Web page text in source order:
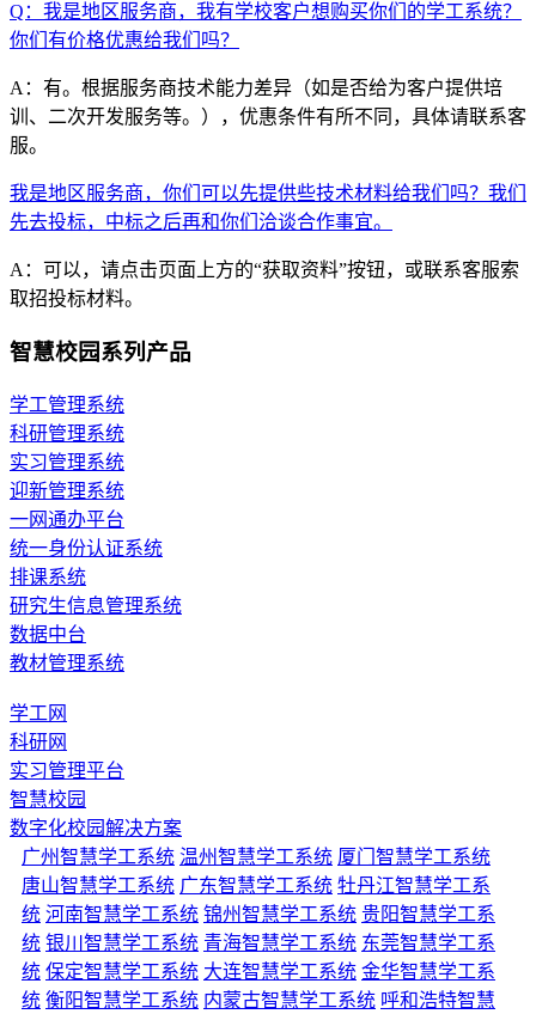
Q：我是地区服务商，我有学校客户想购买你们的学工系统？
你们有价格优惠给我们吗？
A：有。根据服务商技术能力差异（如是否给为客户提供培
训、二次开发服务等。），优惠条件有所不同，具体请联系客
服。
我是地区服务商，你们可以先提供些技术材料给我们吗？我们
先去投标，中标之后再和你们洽谈合作事宜。
A：可以，请点击页面上方的“获取资料”按钮，或联系客服索
取招投标材料。
智慧校园系列产品
学工管理系统
科研管理系统
实习管理系统
迎新管理系统
一网通办平台
统一身份认证系统
排课系统
研究生信息管理系统
数据中台
教材管理系统
学工网
科研网
实习管理平台
智慧校园
数字化校园解决方案
广州智慧学工系统 温州智慧学工系统 厦门智慧学工系统
唐山智慧学工系统 广东智慧学工系统 牡丹江智慧学工系
统 河南智慧学工系统 锦州智慧学工系统 贵阳智慧学工系
统 银川智慧学工系统 青海智慧学工系统 东莞智慧学工系
统 保定智慧学工系统 大连智慧学工系统 金华智慧学工系
统 衡阳智慧学工系统 内蒙古智慧学工系统 呼和浩特智慧